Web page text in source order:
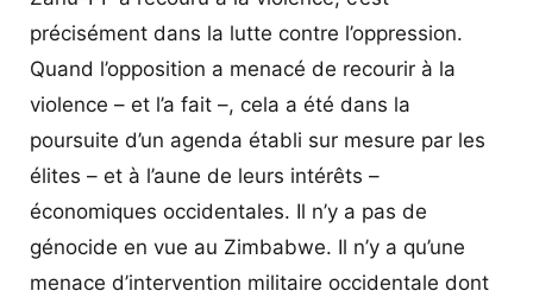
précisément dans la lutte contre l’oppression.
Quand l’opposition a menacé de recourir à la
violence – et l’a fait –, cela a été dans la
poursuite d’un agenda établi sur mesure par les
élites – et à l’aune de leurs intérêts –
économiques occidentales. Il n’y a pas de
génocide en vue au Zimbabwe. Il n’y a qu’une
menace d’intervention militaire occidentale dont